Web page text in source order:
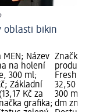
oblasti bikin
MEN; Název
na holení
300 ml;
Základní
Kč za
grafika;
Značka:
Fresh,
32,50
300 ml
dm